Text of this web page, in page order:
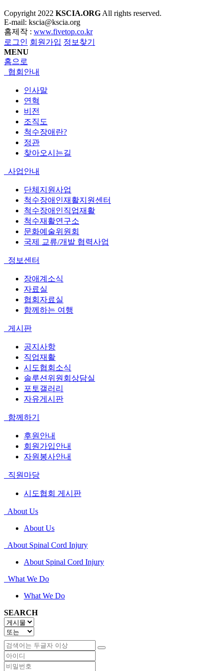
Copyright 2022 KSCIA.ORG All rights reserved.
E-mail: kscia@kscia.org
홈제작 : www.fivetop.co.kr
로그인 회원가입 정보찾기
MENU
홈으로
협회안내
인사말
연혁
비전
조직도
척수장애란?
정관
찾아오시는길
사업안내
단체지원사업
척수장애인재활지원센터
척수장애인직업재활
척수재활연구소
문화예술위원회
국제 교류/개발 협력사업
정보센터
장애계소식
자료실
협회자료실
함께하는 여행
게시판
공지사항
직업재활
시도협회소식
솔루션위원회상담실
포토갤러리
자유게시판
함께하기
후원안내
회원가입안내
자원봉사안내
직원마당
시도협회 게시판
About Us
About Us
About Spinal Cord Injury
About Spinal Cord Injury
What We Do
What We Do
SEARCH